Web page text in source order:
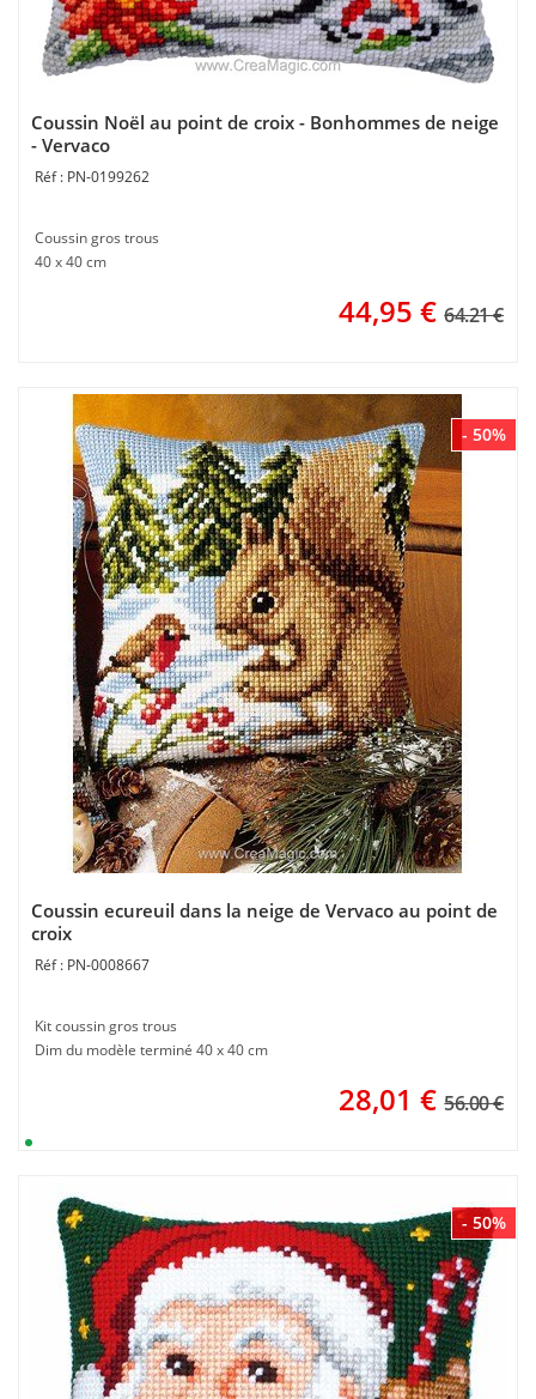
Coussin Noël au point de croix - Bonhommes de neige
- Vervaco
PN-0199262
Coussin gros trous
40 x 40 cm
44,95 € 64.21 €
- 50%
Coussin ecureuil dans la neige de Vervaco au point de
croix
PN-0008667
Kit coussin gros trous
Dim du modèle terminé 40 x 40 cm
28,01 € 56.00 €
- 50%